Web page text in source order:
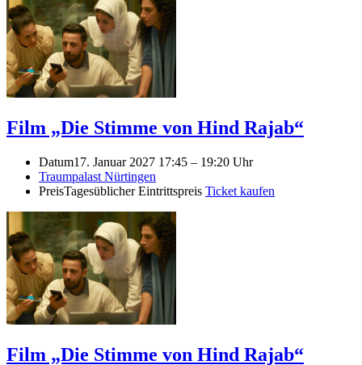
Film „Die Stimme von Hind Rajab“
Datum17. Januar 2027 17:45 – 19:20 Uhr
Traumpalast Nürtingen
PreisTagesüblicher Eintrittspreis Ticket kaufen
Film „Die Stimme von Hind Rajab“